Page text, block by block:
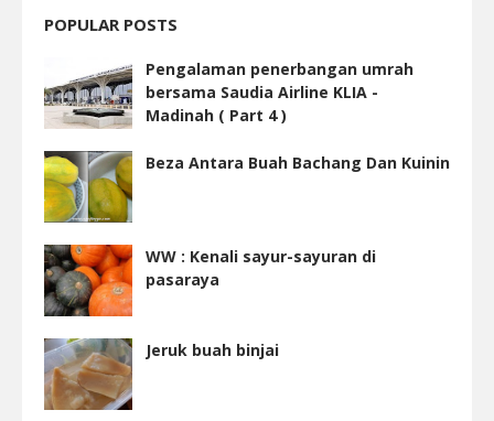
POPULAR POSTS
Pengalaman penerbangan umrah
bersama Saudia Airline KLIA -
Madinah ( Part 4 )
Beza Antara Buah Bachang Dan Kuinin
WW : Kenali sayur-sayuran di
pasaraya
Jeruk buah binjai